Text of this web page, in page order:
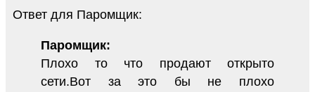
Ответ для Паромщик:
Паромщик:
Плохо то что продают открыто
сети.Вот за это бы не плохо